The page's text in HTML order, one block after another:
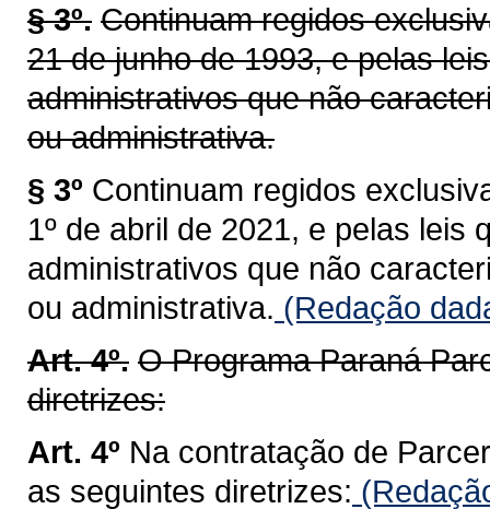
§ 3º. Continuam regidos
21 de junho de 1993, e pelas
administrativos que não
ou administrativa.
§ 3º Continuam regidos
1º de abril de 2021, e pelas leis
administrativos que não
ou administrativa. (Redação
Art. 4º. O Programa Paraná
diretrizes:
Art. 4º Na contratação de
as seguintes diretrizes: